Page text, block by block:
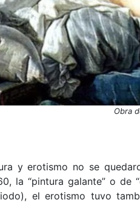
Obra
y erotismo no se
la “pintura galante” o
el erotismo tuvo